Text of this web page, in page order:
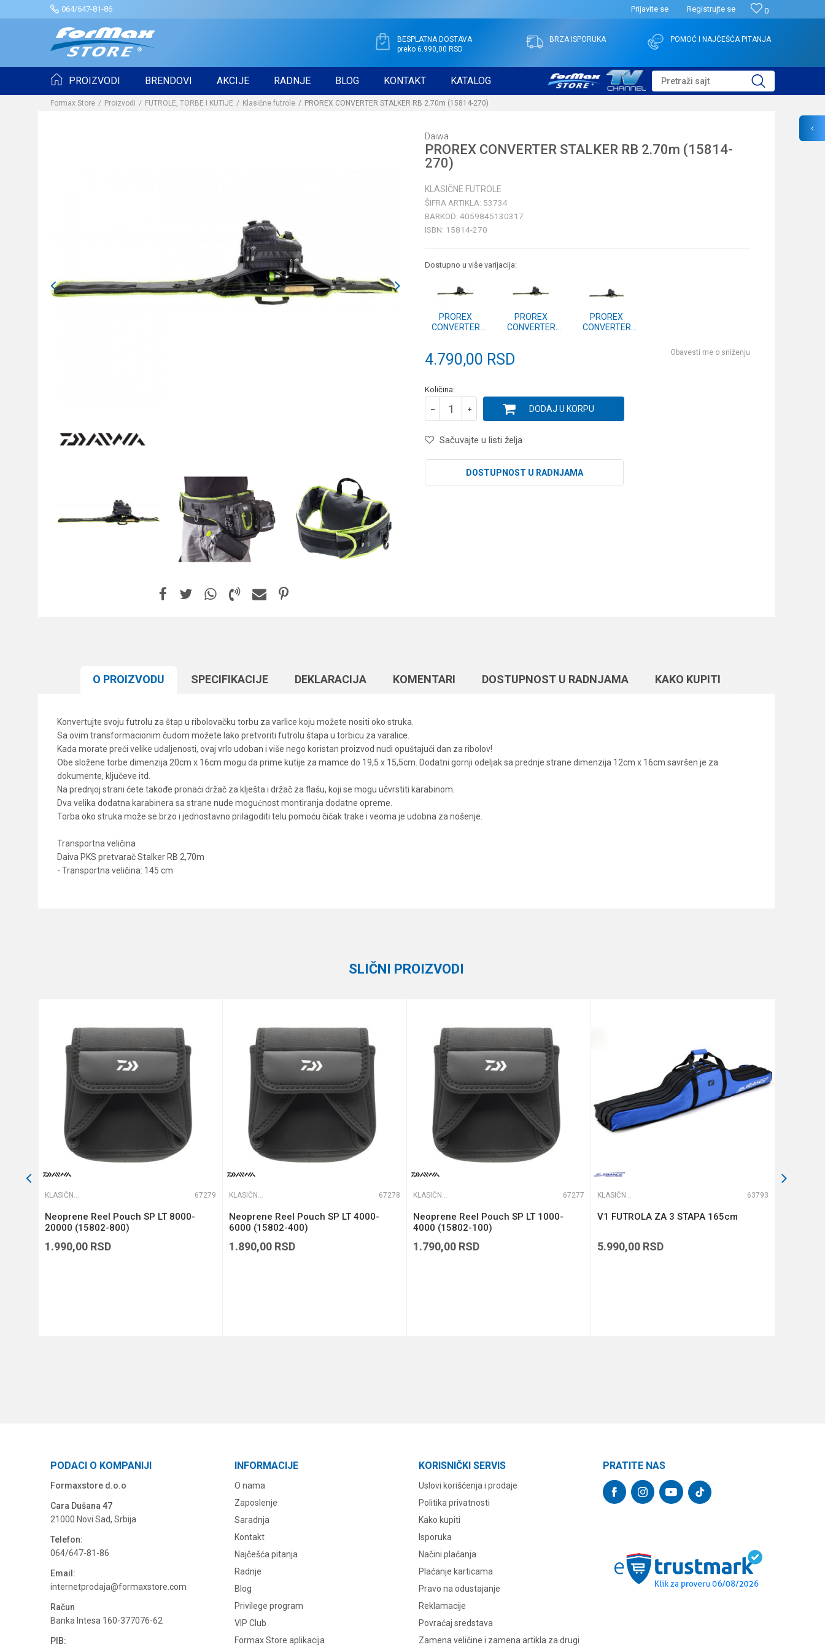
064/647-81-86 0
Prijavite se Registrujte se
BESPLATNA DOSTAVA
preko 6.990,00 RSD
BRZA ISPORUKA POMOĆ I NAJČEŠĆA PITANJA
PROIZVODI BRENDOVI AKCIJE RADNJE BLOG KONTAKT KATALOG Pretraži sajt
Formax Store Proizvodi FUTROLE, TORBE I KUTIJE Klasične futrole PROREX CONVERTER STALKER RB 2.70m (15814-270)
Daiwa
PROREX CONVERTER STALKER RB 2.70m (15814-
270)
KLASIČNE FUTROLE
ŠIFRA ARTIKLA: 53734
BARKOD: 4059845130317
ISBN: 15814-270
Dostupno u više varijacija:
PROREX
CONVERTER
240)
PROREX
CONVERTER
PROREX
CONVERTER
4.790,00 RSD Obavesti me o sniženju
Količina:
DODAJ U KORPU
Sačuvajte u listi želja
DOSTUPNOST U RADNJAMA
O PROIZVODU SPECIFIKACIJЕ DEKLARACIJA KOMENTARI DOSTUPNOST U RADNJAMA KAKO KUPITI
Konvertujte svoju futrolu za štap u ribolovačku torbu za varlice koju možete nositi oko struka.
Sa ovim transformacionim čudom možete lako pretvoriti futrolu štapa u torbicu za varalice.
Kada morate preći velike udaljenosti, ovaj vrlo udoban i više nego koristan proizvod nudi opuštajući dan za ribolov!
Obe složene torbe dimenzija 20cm x 16cm mogu da prime kutije za mamce do 19,5 x 15,5cm. Dodatni gornji odeljak sa prednje strane dimenzija 12cm x 16cm savršen je za
dokumente, ključeve itd.
Na prednjoj strani ćete takođe pronaći držač za klješta i držač za flašu, koji se mogu učvrstiti karabinom.
Dva velika dodatna karabinera sa strane nude mogućnost montiranja dodatne opreme.
Torba oko struka može se brzo i jednostavno prilagoditi telu pomoću čičak trake i veoma je udobna za nošenje.
Transportna veličina
Daiva PKS pretvarač Stalker RB 2,70m
- Transportna veličina: 145 cm
Anti-spam zaštita - izračunajte koliko je 9 - 4 :
SLIČNI PROIZVODI
KLASIČNE FUTROLE 67279
Neoprene Reel Pouch SP LT 8000-
20000 (15802-800)
1.990,00 RSD
KLASIČNE FUTROLE 67278
Neoprene Reel Pouch SP LT 4000-
6000 (15802-400)
1.890,00 RSD
KLASIČNE FUTROLE 67277
Neoprene Reel Pouch SP LT 1000-
4000 (15802-100)
1.790,00 RSD
KLASIČNE FUTROLE 63793
V1 FUTROLA ZA 3 STAPA 165cm
5.990,00 RSD
PODACI O KOMPANIJI
Formaxstore d.o.o
Cara Dušana 47
21000 Novi Sad, Srbija
Telefon:
064/647-81-86
Email:
internetprodaja@formaxstore.com
Račun
Banka Intesa 160-377076-62
PIB:
INFORMACIJE
O nama
Zaposlenje
Saradnja
Kontakt
Najčešća pitanja
Radnje
Blog
Privilege program
VIP Club
Formax Store aplikacija
KORISNIČKI SERVIS
Uslovi korišćenja i prodaje
Politika privatnosti
Kako kupiti
Isporuka
Načini plaćanja
Plaćanje karticama
Pravo na odustajanje
Reklamacije
Povraćaj sredstava
Zamena veličine i zamena artikla za drugi
PRATITE NAS